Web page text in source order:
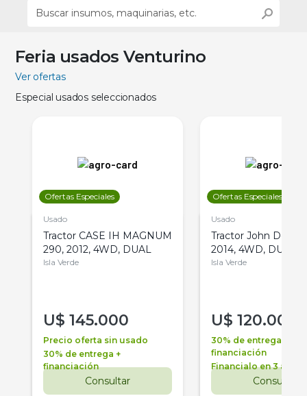
Feria usados Venturino
Ver ofertas
Especial usados seleccionados
Ofertas Especiales
Usado
Tractor CASE IH MAGNUM
290, 2012, 4WD, DUAL
Isla Verde
U$ 145.000
Precio oferta sin usado
30% de entrega +
financiación
Consultar
Ofertas Especiales
Usado
Tractor John Deere
2014, 4WD, DUAL
Isla Verde
U$ 120.000
30% de entrega +
financiación
Financialo en 3 años
Consultar